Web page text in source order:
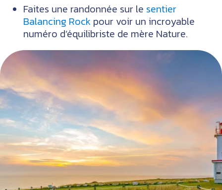
Faites une randonnée sur le sentier
Balancing Rock pour voir un incroyable
numéro d’équilibriste de mère Nature.